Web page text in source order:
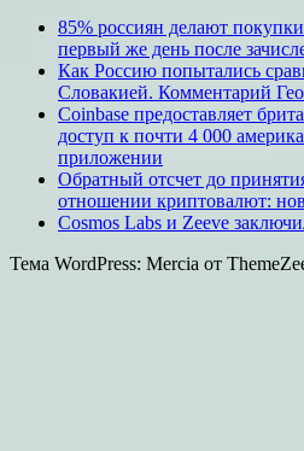
85% россиян делают
первый же день после
Как Россию попытались
Словакией. Комментарий
Coinbase предоставляет
доступ к почти 4 000
приложении
Обратный отсчет до
отношении криптовалют:
Cosmos Labs и Zeeve
Тема WordPress: Mercia от